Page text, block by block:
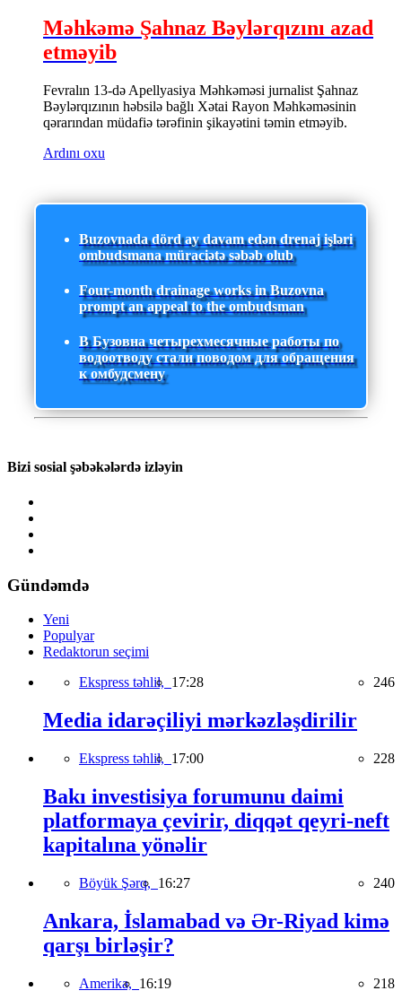
Məhkəmə Şahnaz Bəylərqızını azad
etməyib
Fevralın 13-də Apellyasiya Məhkəməsi jurnalist Şahnaz
Bəylərqızının həbsilə bağlı Xətai Rayon Məhkəməsinin
qərarından müdafiə tərəfinin şikayətini təmin etməyib.
Ardını oxu
Buzovnada dörd ay davam edən drenaj işləri
ombudsmana müraciətə səbəb olub
Four-month drainage works in Buzovna
prompt an appeal to the ombudsman
В Бузовна четырехмесячные работы по
водоотводу стали поводом для обращения
к омбудсмену
Bizi sosial şəbəkələrdə izləyin
Gündəmdə
Yeni
Populyar
Redaktorun seçimi
Ekspress təhlil, 17:28 246
Media idarəçiliyi mərkəzləşdirilir
Ekspress təhlil, 17:00 228
Bakı investisiya forumunu daimi
platformaya çevirir, diqqət qeyri-neft
kapitalına yönəlir
Böyük Şərq, 16:27 240
Ankara, İslamabad və Ər-Riyad kimə
qarşı birləşir?
Amerika, 16:19 218